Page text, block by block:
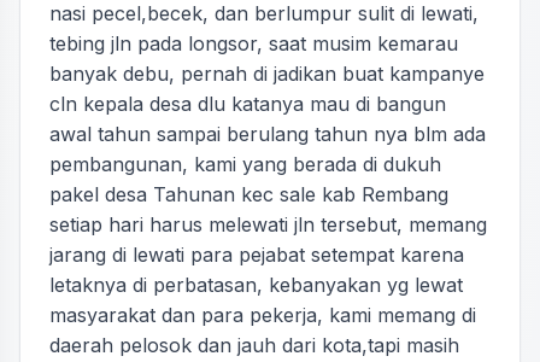
nasi pecel,becek, dan berlumpur sulit di lewati,
tebing jln pada longsor, saat musim kemarau
banyak debu, pernah di jadikan buat kampanye
cln kepala desa dlu katanya mau di bangun
awal tahun sampai berulang tahun nya blm ada
pembangunan, kami yang berada di dukuh
pakel desa Tahunan kec sale kab Rembang
setiap hari harus melewati jln tersebut, memang
jarang di lewati para pejabat setempat karena
letaknya di perbatasan, kebanyakan yg lewat
masyarakat dan para pekerja, kami memang di
daerah pelosok dan jauh dari kota,tapi masih